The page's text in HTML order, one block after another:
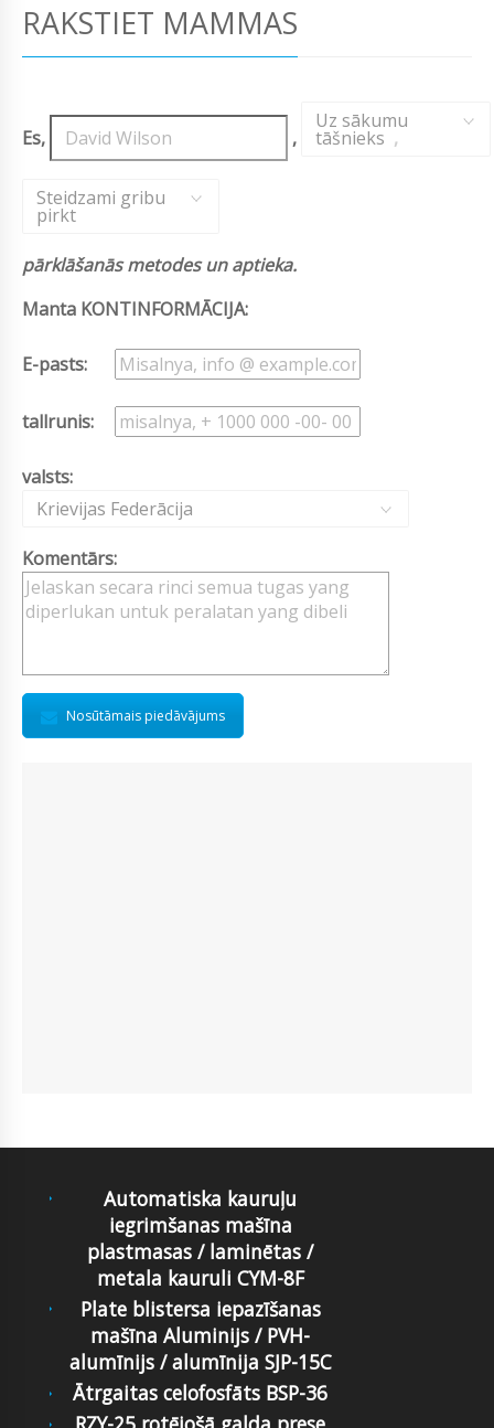
RAKSTIET MAMMAS
Es, ,
Uz sākumu
tāšnieks ,
Steidzami gribu
pirkt
pārklāšanās metodes un aptieka.
Manta KONTINFORMĀCIJA:
E-pasts:
tallrunis:
valsts:
Krievijas Federācija
Komentārs:
Nosūtāmais piedāvājums
Automatiska kauruļu
iegrimšanas mašīna
plastmasas / laminētas /
metala kauruli CYM-8F
Plate blistersa iepazīšanas
mašīna Aluminijs / PVH-
alumīnijs / alumīnija SJP-15C
Ātrgaitas celofosfāts BSP-36